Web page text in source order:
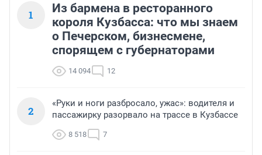
1
Из бармена в ресторанного
короля Кузбасса: что мы знаем
о Печерском, бизнесмене,
спорящем с губернаторами
14 094 12
2
«Руки и ноги разбросало, ужас»: водителя и
пассажирку разорвало на трассе в Кузбассе
8 518 7